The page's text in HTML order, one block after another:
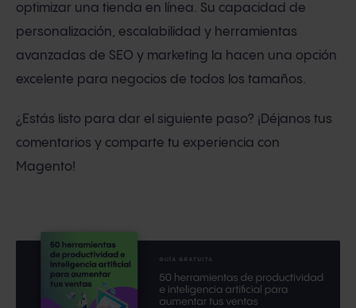
optimizar una tienda en línea. Su capacidad de
personalización, escalabilidad y herramientas
avanzadas de SEO y marketing la hacen una opción
excelente para negocios de todos los tamaños.
¿Estás listo para dar el siguiente paso? ¡Déjanos tus
comentarios y comparte tu experiencia con
Magento!